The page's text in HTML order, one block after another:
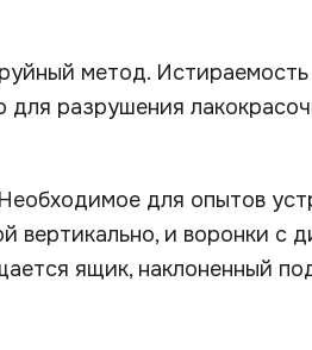
метод. Истираемость
для разрушения
для опытов
вертикально, и воронки с
ящик, наклоненный